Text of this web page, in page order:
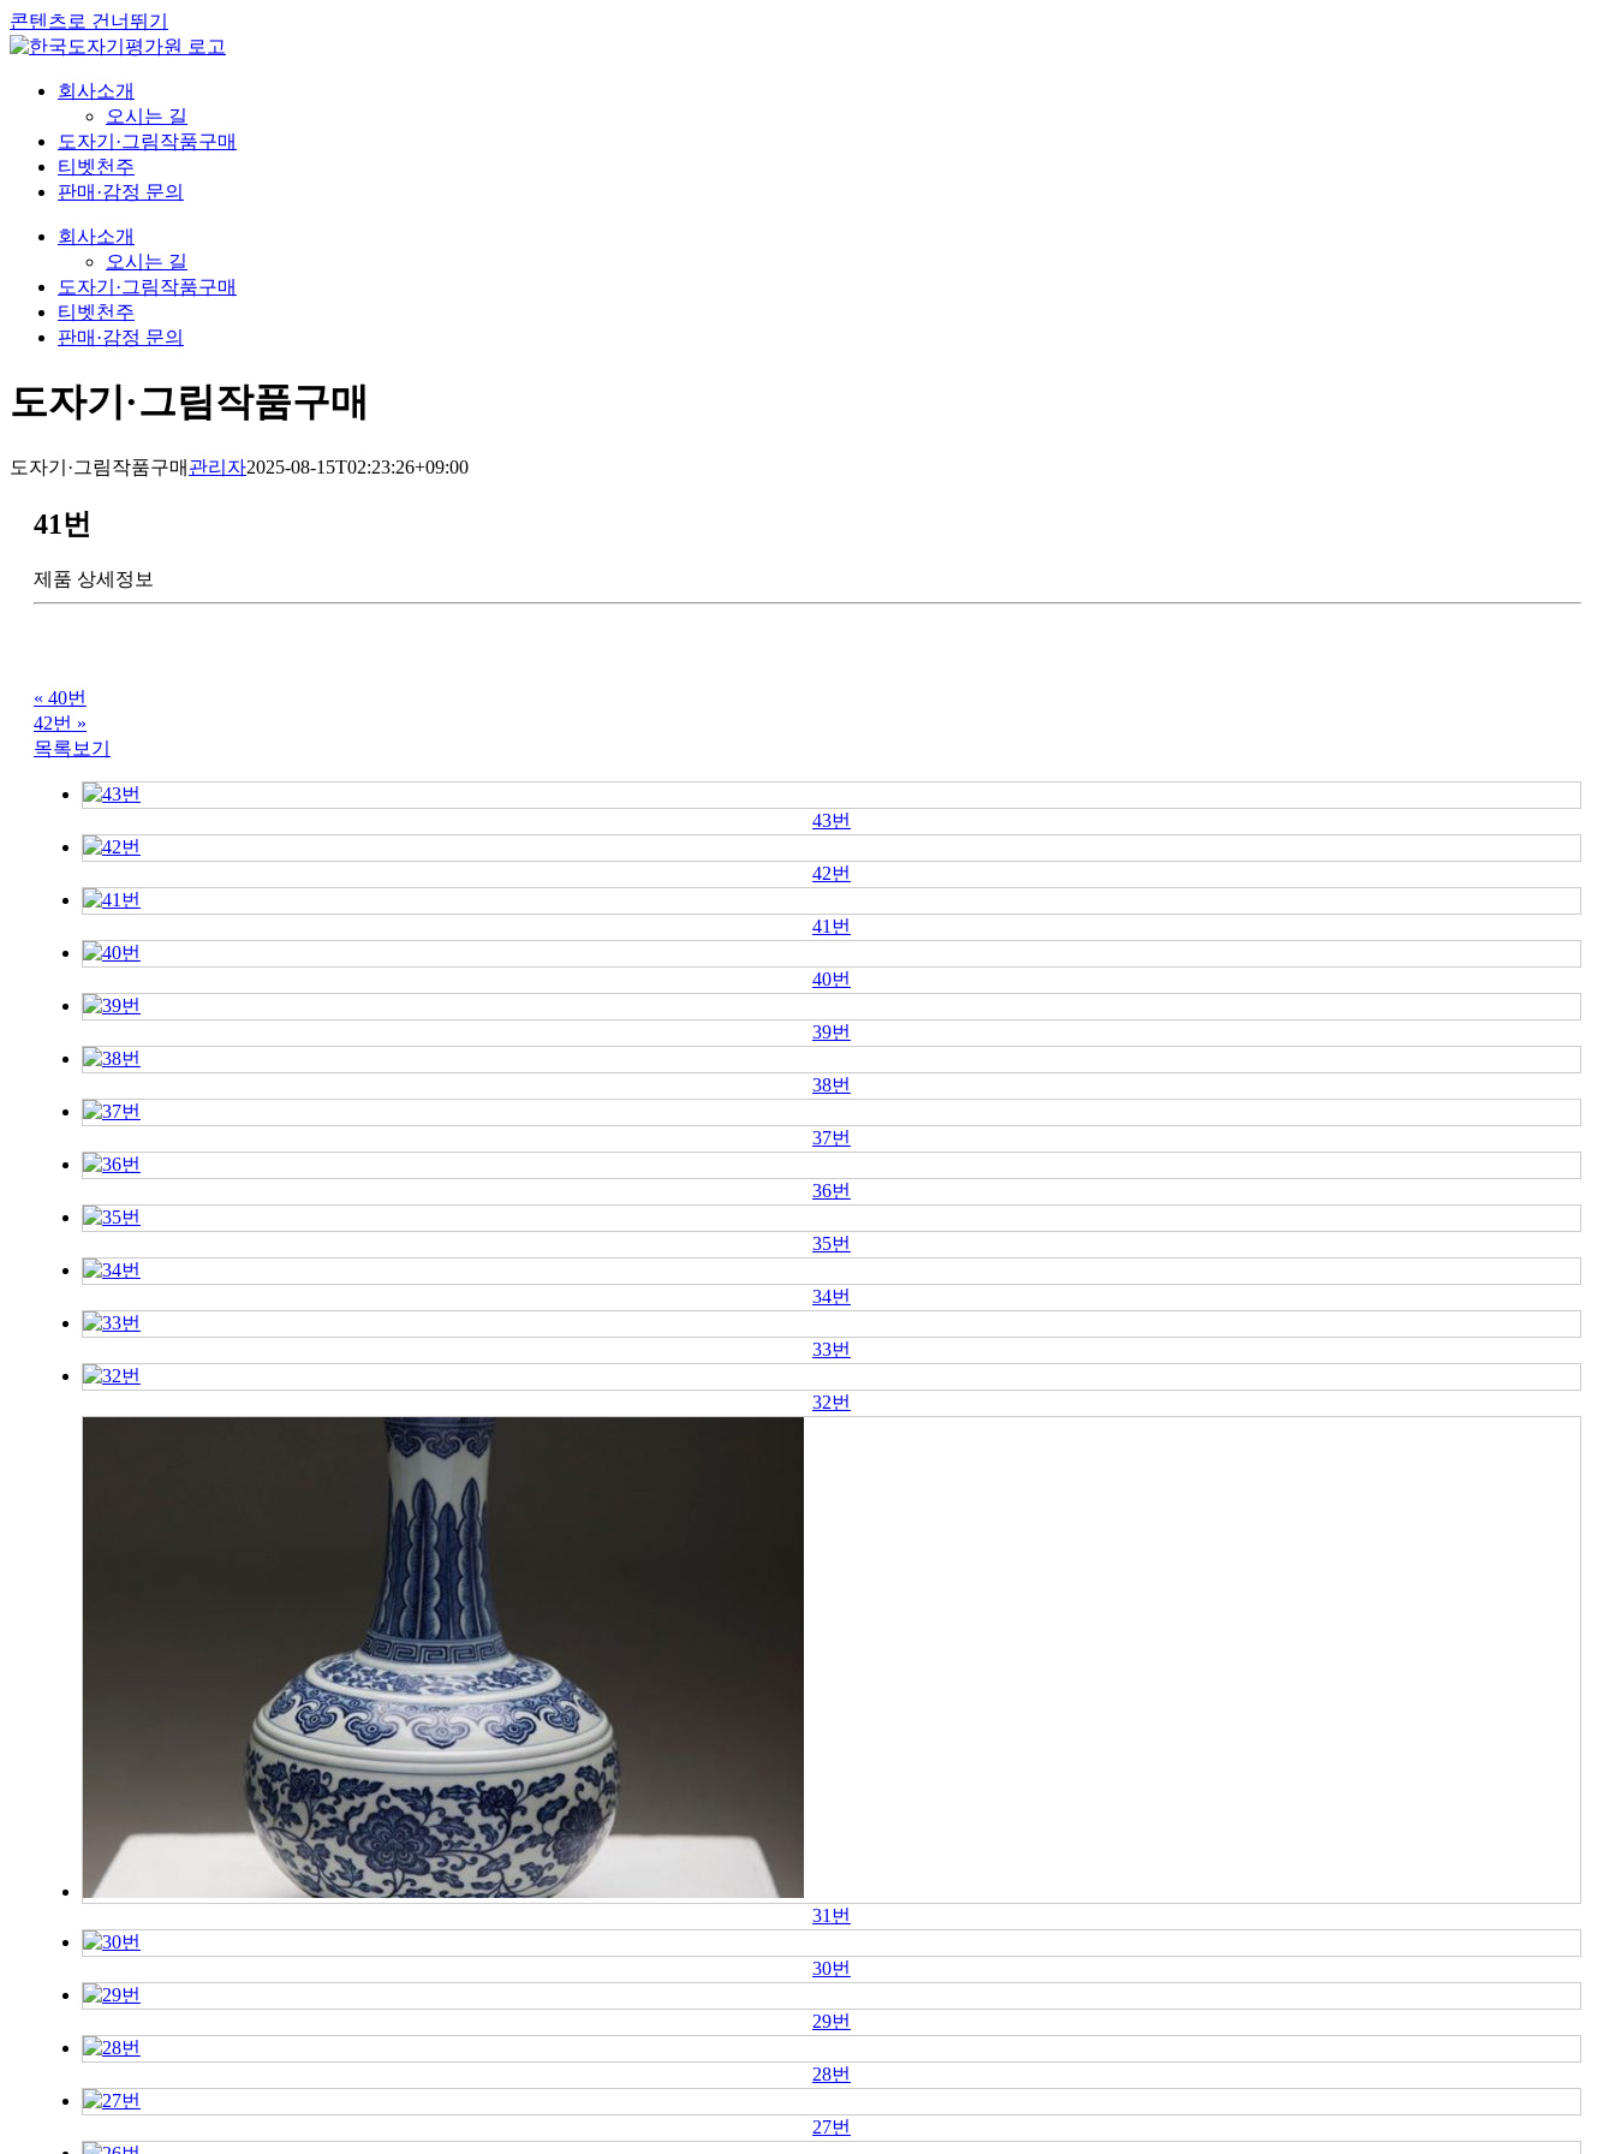
콘텐츠로 건너뛰기
회사소개
오시는 길
도자기·그림작품구매
티벳천주
판매·감정 문의
회사소개
오시는 길
도자기·그림작품구매
티벳천주
판매·감정 문의
도자기·그림작품구매
도자기·그림작품구매 관리자2025-08-15T02:23:26+09:00
41번
제품 상세정보
« 40번
42번 »
목록보기
43번
42번
41번
40번
39번
38번
37번
36번
35번
34번
33번
32번
31번
30번
29번
28번
27번